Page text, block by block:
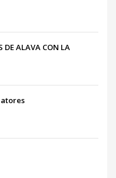
DE ALAVA CON LA